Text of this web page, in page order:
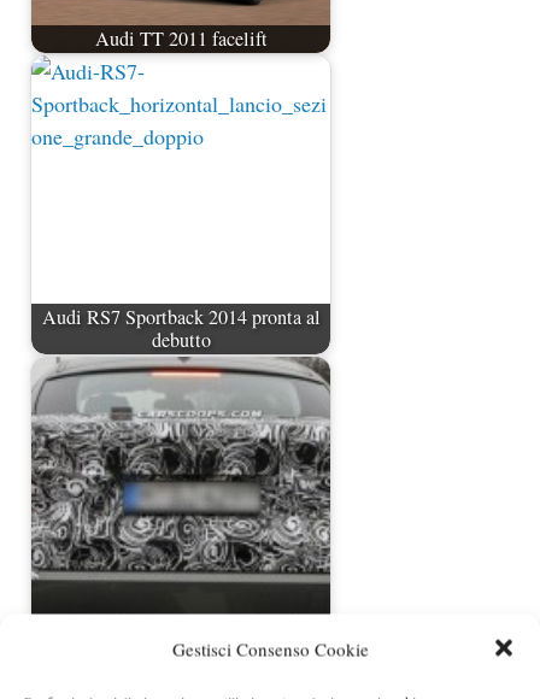
Gestisci Consenso Cookie
Audi TT 2011 facelift
Audi RS7 Sportback 2014 pronta al
debutto
BMW Serie 5 GT restyling foto spia